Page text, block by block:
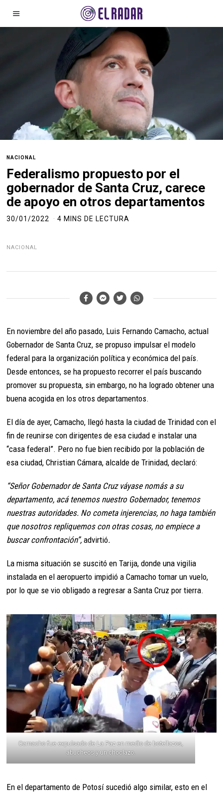
NACIONAL
Federalismo propuesto por el
gobernador de Santa Cruz, carece
de apoyo en otros departamentos
30/01/2022 4 MINS DE LECTURA
NACIONAL
En noviembre del año pasado, Luis Fernando Camacho, actual
Gobernador de Santa Cruz, se propuso impulsar el modelo
federal para la organización política y económica del país.
Desde entonces, se ha propuesto recorrer el país buscando
promover su propuesta, sin embargo, no ha logrado obtener una
buena acogida en los otros departamentos.
El día de ayer, Camacho, llegó hasta la ciudad de Trinidad con el
fin de reunirse con dirigentes de esa ciudad e instalar una
“casa federal”. Pero no fue bien recibido por la población de
esa ciudad, Christian Cámara, alcalde de Trinidad, declaró:
“Señor Gobernador de Santa Cruz váyase nomás a su
departamento, acá tenemos nuestro Gobernador, tenemos
nuestras autoridades. No cometa injerencias, no haga también
que nosotros repliquemos con otras cosas, no empiece a
buscar confrontación”,advirtió.
La misma situación se suscitó en Tarija, donde una vigilia
instalada en el aeropuerto impidió a Camacho tomar un vuelo,
por lo que se vio obligado a regresar a Santa Cruz por tierra.
Camacho fue expulsado de La Paz en medio de botellazos,
abucheos y un choclazo.
En el departamento de Potosí sucedió algo similar, esto en el